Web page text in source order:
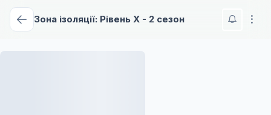
Зона ізоляції: Рівень X - 2 сезон